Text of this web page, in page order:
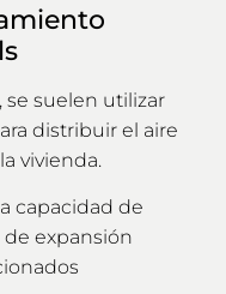
se suelen utilizar
distribuir el aire
vivienda.
capacidad de
expansión